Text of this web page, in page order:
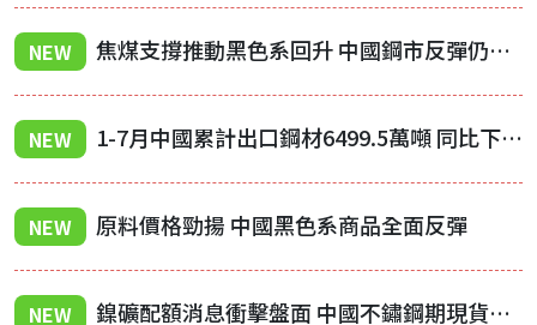
NEW 焦煤支撐推動黑色系回升 中國鋼市反彈仍受需求疲弱壓制
NEW 1-7月中國累計出口鋼材6499.5萬噸 同比下降4.4%
NEW 原料價格勁揚 中國黑色系商品全面反彈
NEW 鎳礦配額消息衝擊盤面 中國不鏽鋼期現貨同步承壓走弱